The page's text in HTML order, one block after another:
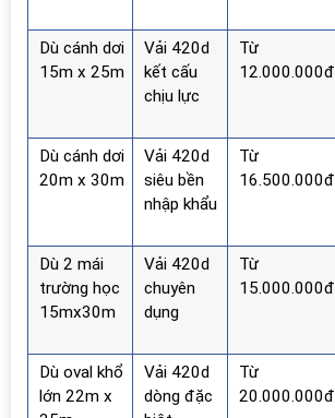
Dù cánh dơi
15m x 25m
Vải 420d
kết cấu
chịu lực
Từ
12.000.000đ
Dù cánh dơi
20m x 30m
Vải 420d
siêu bền
nhập khẩu
Từ
16.500.000đ
Dù 2 mái
trường học
15mx30m
Vải 420d
chuyên
dụng
Từ
15.000.000đ
Dù oval khổ
lớn 22m x
Vải 420d
dòng đặc
Từ
20.000.000đ